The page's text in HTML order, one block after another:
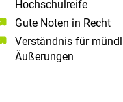
Hochschulreife
Gute Noten in Recht
Verständnis für
Äußerungen